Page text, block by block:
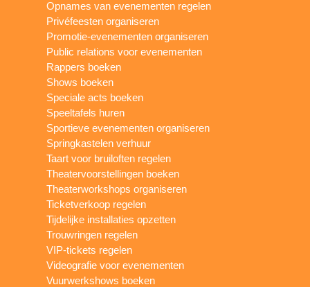
Opnames van evenementen regelen
Privéfeesten organiseren
Promotie-evenementen organiseren
Public relations voor evenementen
Rappers boeken
Shows boeken
Speciale acts boeken
Speeltafels huren
Sportieve evenementen organiseren
Springkastelen verhuur
Taart voor bruiloften regelen
Theatervoorstellingen boeken
Theaterworkshops organiseren
Ticketverkoop regelen
Tijdelijke installaties opzetten
Trouwringen regelen
VIP-tickets regelen
Videografie voor evenementen
Vuurwerkshows boeken